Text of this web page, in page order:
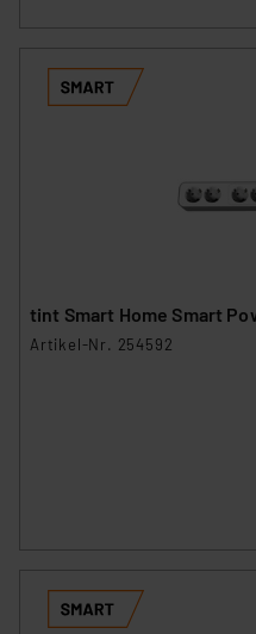
Artikel-Nr. 254592